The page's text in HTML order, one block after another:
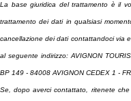
La base giuridica del trattamento è il
trattamento dei dati in qualsiasi
cancellazione dei dati contattandoci via
al seguente indirizzo: AVIGNON
BP 149 - 84008 AVIGNON CEDEX 1 -
Se, dopo averci contattato, ritenete